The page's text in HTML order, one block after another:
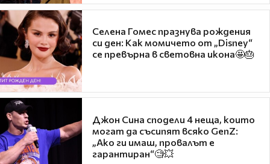
Селена Гомес празнува рождения
си ден: Как момичето от „Disney“
се превърна в световна икона🤩🎂
Джон Сина сподели 4 неща, които
могат да съсипят всяко GenZ:
„Ако ги имаш, провалът е
гарантиран“🧐💥